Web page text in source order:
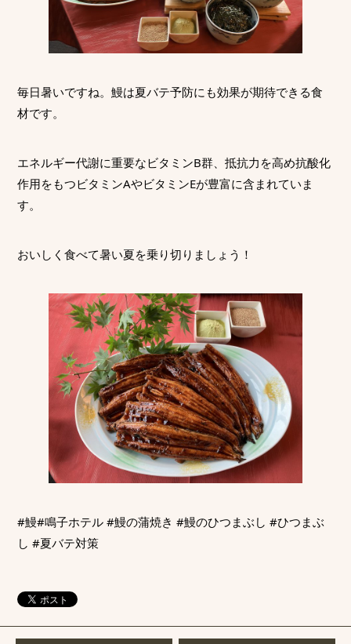
毎日暑いですね。鰻は夏バテ予防にも効果が期待できる食
材です。
エネルギー代謝に重要なビタミンB群、抵抗力を高め抗酸化
作用をもつビタミンAやビタミンEが豊富に含まれていま
す。
おいしく食べて暑い夏を乗り切りましょう！
#鰻#鳴子ホテル #鰻の蒲焼き #鰻のひつまぶし #ひつまぶ
し#夏バテ対策